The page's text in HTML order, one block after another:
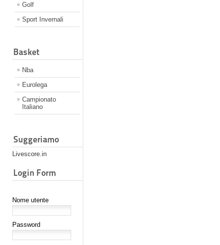
Golf
Sport Invernali
Basket
Nba
Eurolega
Campionato
Italiano
Suggeriamo
Livescore.in
Login Form
Nome utente
Password